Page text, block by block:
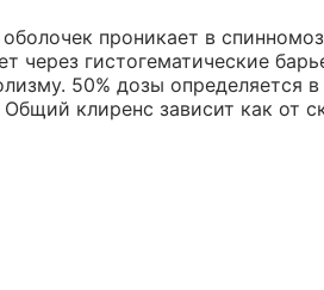
проникает в
через гистогематические
50% дозы определяется
клиренс зависит как от